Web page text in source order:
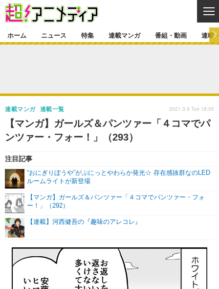
ゲーム・アプリ マンガ
グッズ
舞台 新帝スタ
特集一覧 カバー
ラキりす
連載マンガ
連載マンガ一覧 連載一覧
番組・動画
番組・動画一覧
連載・ブログ
連載・ブログ一覧
編集部ブログ・お知らせ
ホーム ニュース 特集 連載マンガ 番組・動画 連載
【マンガ】ガールズ＆パンツァー「４コマでパ
ンツァー・フォー！」（293）
連載マンガ 連載一覧
注目記事
“おにぎりぼうや”がぷにっとやわらか発光☆ 存在感抜群なのLED
ルームライトが新登場
【マンガ】ガールズ＆パンツァー「４コマでパンツァー・フォ
ー！」（292）
【連載】河西健吾の『趣味のアレコレ』
2021.3.9 Tue 18:05